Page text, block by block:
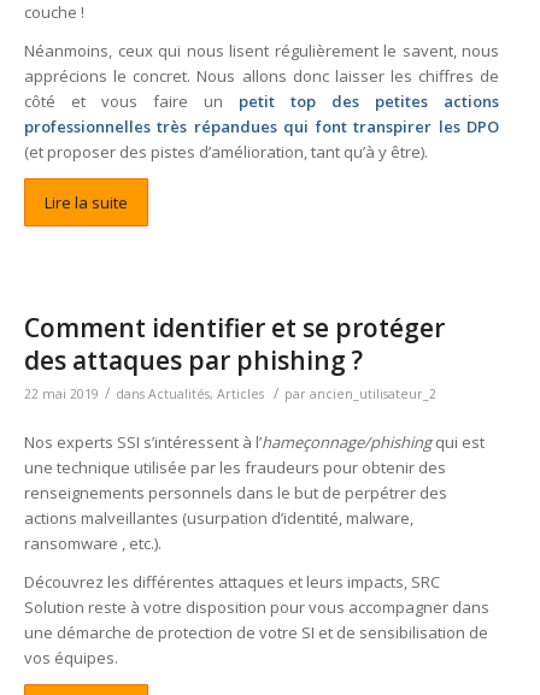
couche !
Néanmoins, ceux qui nous lisent régulièrement le savent, nous
apprécions le concret. Nous allons donc laisser les chiffres de
côté et vous faire un petit top des petites actions
professionnelles très répandues qui font transpirer les DPO
(et proposer des pistes d’amélioration, tant qu’à y être).
Lire la suite
Comment identifier et se protéger
des attaques par phishing ?
22 mai 2019 / dans Actualités, Articles / par ancien_utilisateur_2
Nos experts SSI s’intéressent à l’hameçonnage/phishingqui est
une technique utilisée par les fraudeurs pour obtenir des
renseignements personnels dans le but de perpétrer des
actions malveillantes (usurpation d’identité, malware,
ransomware , etc.).
Découvrez les différentes attaques et leurs impacts, SRC
Solution reste à votre disposition pour vous accompagner dans
une démarche de protection de votre SI et de sensibilisation de
vos équipes.